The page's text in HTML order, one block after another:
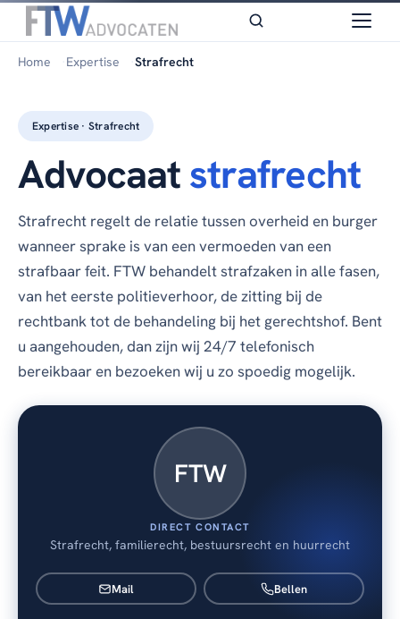
Home Expertise Strafrecht
Expertise · Strafrecht
Advocaatstrafrecht
Strafrecht regelt de relatie tussen overheid en burger
wanneer sprake is van een vermoeden van een
strafbaar feit. FTW behandelt strafzaken in alle fasen,
van het eerste politieverhoor, de zitting bij de
rechtbank tot de behandeling bij het gerechtshof. Bent
u aangehouden, dan zijn wij 24/7 telefonisch
bereikbaar en bezoeken wij u zo spoedig mogelijk.
FTW
DIRECT CONTACT
Strafrecht, familierecht, bestuursrecht en huurrecht
Mail Bellen